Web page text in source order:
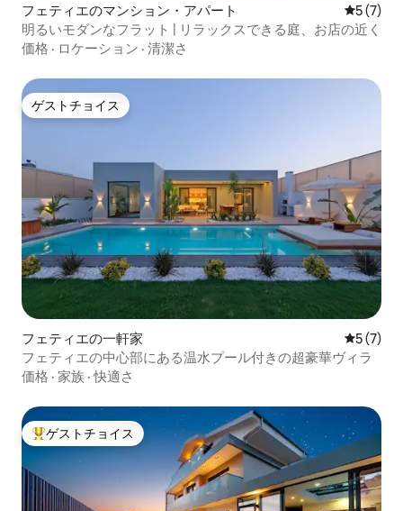
フェティエのマンション・アパート レビュー
5 (7)
明るいモダンなフラット | リラックスできる庭、お店の近く
価格 · ロケーション · 清潔さ
ゲストチョイス
ゲストチョイス
フェティエの一軒家 レビュー
5 (7)
フェティエの中心部にある温水プール付きの超豪華ヴィラ
価格 · 家族 ·快適さ
大好評のゲストチョイスです。
ゲストチョイス